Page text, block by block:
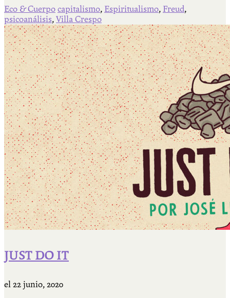
Eco & Cuerpo capitalismo, Espiritualismo, Freud,
psicoanálisis, Villa Crespo
JUST DO IT
el 22 junio, 2020